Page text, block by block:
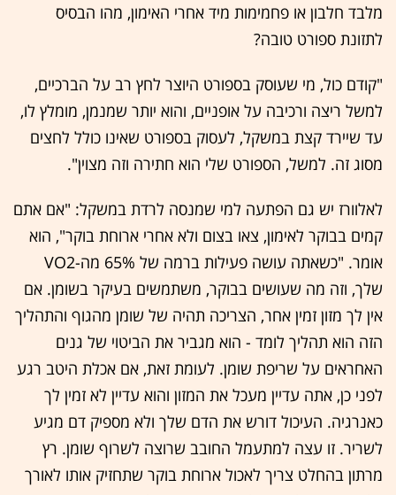
מלבד חלבון או פחמימות מיד אחרי האימון, מהו הבסיס
לתזונת ספורט טובה?
"קודם כול, מי שעוסק בספורט היוצר לחץ רב על הברכיים,
למשל ריצה ורכיבה על אופניים, והוא יותר שמנמן, מומלץ לו,
עד שיירד קצת במשקל, לעסוק בספורט שאינו כולל לחצים
מסוג זה. למשל, הספורט שלי הוא חתירה וזה מצוין".
לאלוורז יש גם הפתעה למי שמנסה לרדת במשקל: "אם אתם
קמים בבוקר לאימון, צאו בצום ולא אחרי ארוחת בוקר", הוא
אומר. "כשאתה עושה פעילות ברמה של 65% מה-VO2
שלך, וזה מה שעושים בבוקר, משתמשים בעיקר בשומן. אם
אין לך מזון זמין אחר, הצריכה תהיה של שומן מהגוף והתהליך
הזה הוא תהליך לומד - הוא מגביר את הביטוי של גנים
האחראים על שריפת שומן. לעומת זאת, אם אכלת היטב רגע
לפני כן, אתה עדיין מעכל את המזון והוא עדיין לא זמין לך
כאנרגיה. העיכול דורש את הדם שלך ולא מספיק דם מגיע
לשריר. זו עצה למתעמל החובב שרוצה לשרוף שומן. רץ
מרתון בהחלט צריך לאכול ארוחת בוקר שתחזיק אותו לאורך